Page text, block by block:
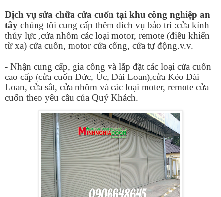
Dịch vụ sửa chữa cửa cuốn tại khu công nghiệp an
tây chúng tôi cung cấp thêm dich vụ bảo trì :cửa kính
thủy lực ,cửa nhôm các loại motor, remote (điều khiển
từ xa) cửa cuốn, motor cửa cổng, cửa tự động.v.v.
- Nhận cung cấp, gia công và lắp đặt các loại cửa cuốn
cao cấp (cửa cuốn Đức, Úc, Đài Loan),cửa Kéo Đài
Loan, cửa sắt, cửa nhôm và các loại moter, remote cửa
cuốn theo yêu cầu của Quý Khách.